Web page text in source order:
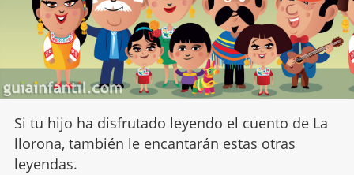
Si tu hijo ha disfrutado leyendo el cuento de La
llorona, también le encantarán estas otras
leyendas.